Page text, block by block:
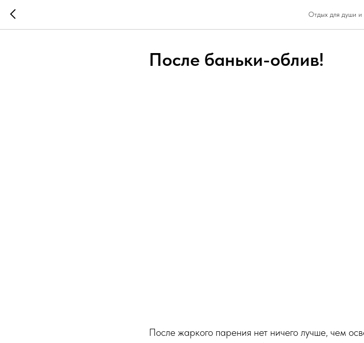
Отдых для души и
После баньки-облив!
После жаркого парения нет ничего лучше, чем